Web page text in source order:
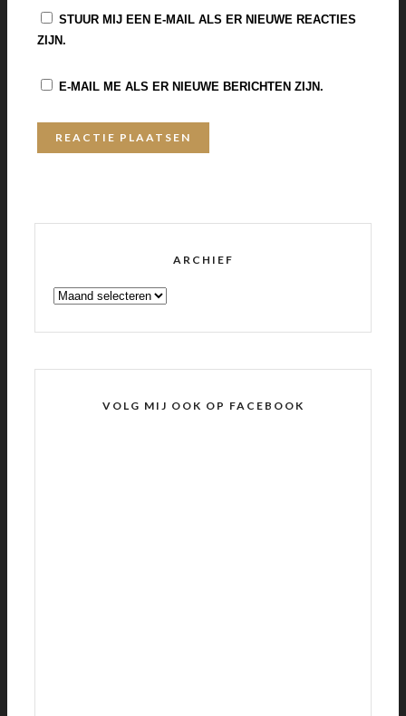
STUUR MIJ EEN E-MAIL ALS ER NIEUWE REACTIES
ZIJN.
E-MAIL ME ALS ER NIEUWE BERICHTEN ZIJN.
ARCHIEF
ARCHIEF
VOLG MIJ OOK OP FACEBOOK